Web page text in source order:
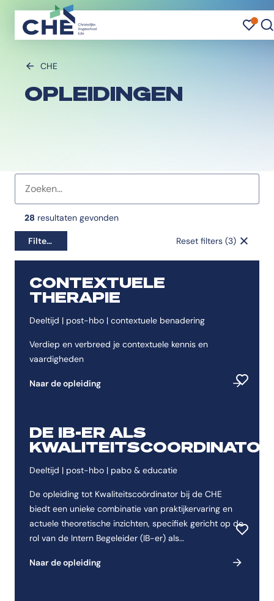
CHE
OPLEIDINGEN
Favorieten indicator
28 resultaten gevonden
Filters Reset filters (3)
CONTEXTUELE
THERAPIE
Deeltijd | post-hbo | contextuele benadering
Verdiep en verbreed je contextuele kennis en
vaardigheden
Naar de opleiding
DE IB-ER ALS
KWALITEITSCOORDINATOR
Deeltijd | post-hbo | pabo & educatie
De opleiding tot Kwaliteitscoördinator bij de CHE
biedt een unieke combinatie van praktijkervaring en
actuele theoretische inzichten, specifiek gericht op de
rol van de Intern Begeleider (IB-er) als
Naar de opleiding